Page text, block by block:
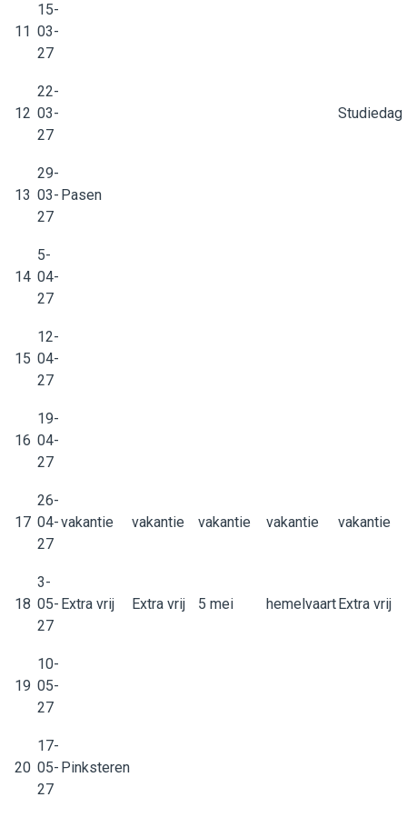
11
15-
03-
27
12
22-
03-
27
Studiedag
13
29-
03-
27
Pasen
14
5-
04-
27
15
12-
04-
27
16
19-
04-
27
17
26-
04-
27
vakantie vakantie vakantie vakantie vakantie
18
3-
05-
27
Extra vrij Extra vrij 5 mei hemelvaartExtra vrij
19
10-
05-
27
20
17-
05-
27
Pinksteren